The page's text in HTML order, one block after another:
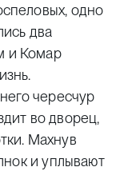
одно
два
и Комар
чересчур
во дворец,
Махнув
и уплывают